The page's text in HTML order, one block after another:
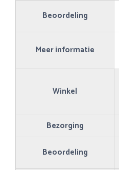
Beoordeling
Meer informatie
Winkel
Bezorging
Beoordeling